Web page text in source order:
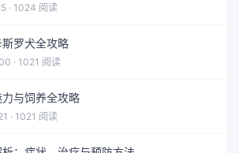
· 1024 阅读
罗犬全攻略
· 1021 阅读
与饲养全攻略
· 1021 阅读